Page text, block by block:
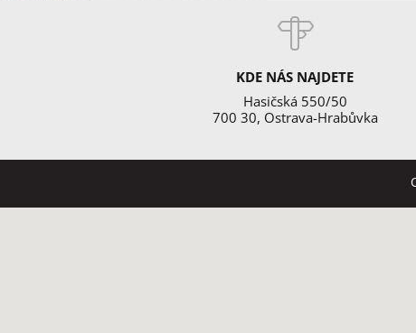
KDE NÁS NAJDETE
Hasičská 550/50
700 30, Ostrava-Hrabůvka